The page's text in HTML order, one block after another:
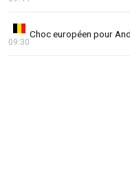
Choc européen pour
09:30